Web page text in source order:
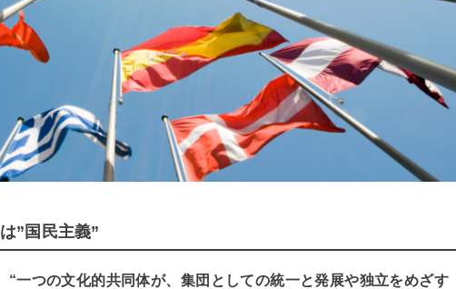
”国民主義”
“一つの文化的共同体が、集団としての統一と発展や独立をめざす